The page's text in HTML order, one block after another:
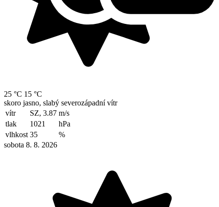
25 °C 15 °C
skoro jasno, slabý severozápadní vítr
vítr
SZ, 3.87 m/s
tlak
1021
hPa
vlhkost 35
%
sobota 8. 8. 2026